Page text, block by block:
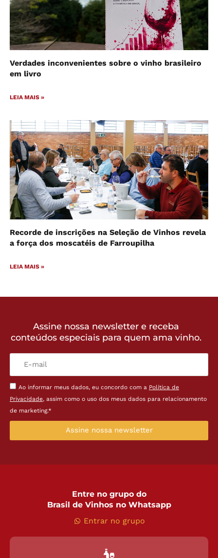
Verdades inconvenientes sobre o vinho brasileiro
em livro
LEIA MAIS »
Recorde de inscrições na Seleção de Vinhos revela
a força dos moscatéis de Farroupilha
LEIA MAIS »
Assine nossa newsletter e receba
conteúdos especiais para quem ama vinho.
Ao informar meus dados, eu concordo com a Política de
Privacidade, assim como o uso dos meus dados para relacionamento
de marketing.*
Assine nossa newsletter
Entre no grupo do
Brasil de Vinhos no Whatsapp
Entrar no grupo